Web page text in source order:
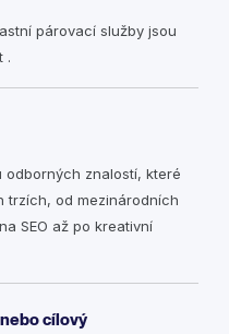
párovací služby jsou
.
znalostí, které
trzích, od mezinárodních
SEO až po kreativní
cílový